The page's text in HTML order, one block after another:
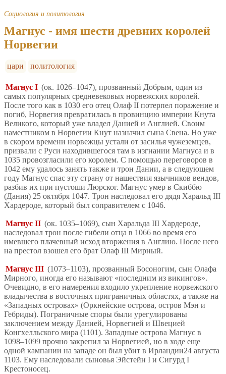
Социология и политология
Магнус - имя шести древних королей
Норвегии
цари политология
Магнус I (ок. 1026–1047), прозванный Добрым, один из
самых популярных средневековых норвежских королей.
После того как в 1030 его отец Олаф II потерпел поражение и
погиб, Норвегия превратилась в провинцию империи Кнута
Великого, который уже владел Данией и Англией. Своим
наместником в Норвегии Кнут назначил сына Свена. Но уже
в скором времени норвежцы устали от засилья чужеземцев,
призвали с Руси находившегося там в изгнании Магнуса и в
1035 провозгласили его королем. С помощью переговоров в
1042 ему удалось занять также и трон Дании, а в следующем
году Магнус спас эту страну от нашествия язычников вендов,
разбив их при пустоши Люрског. Магнус умер в Скиббю
(Дания) 25 октября 1047. Трон наследовал его дядя Харальд III
Хардероде, который был соправителем с 1046.
Магнус II (ок. 1035–1069), сын Харальда III Хардероде,
наследовал трон после гибели отца в 1066 во время его
имевшего плачевный исход вторжения в Англию. После него
на престол взошел его брат Олаф III Мирный.
Магнус III (1073–1103), прозванный Босоногим, сын Олафа
Мирного, иногда его называют «последним из викингов».
Очевидно, в его намерения входило укрепление норвежского
владычества в восточных приграничных областях, а также на
«Западных островах» (Оркнейские острова, остров Мэн и
Гебриды). Пограничные споры были урегулированы
заключением между Данией, Норвегией и Швецией
Конгхелльского мира (1101). Западные острова Магнус в
1098–1099 прочно закрепил за Норвегией, но в ходе еще
одной кампании на западе он был убит в Ирландии24 августа
1103. Ему наследовали сыновья Эйстейн I и Сигурд I
Крестоносец.